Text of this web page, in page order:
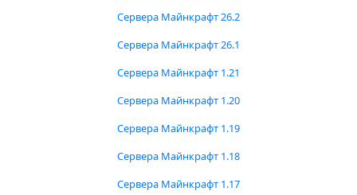
Сервера Майнкрафт 26.2
Сервера Майнкрафт 26.1
Сервера Майнкрафт 1.21
Сервера Майнкрафт 1.20
Сервера Майнкрафт 1.19
Сервера Майнкрафт 1.18
Сервера Майнкрафт 1.17